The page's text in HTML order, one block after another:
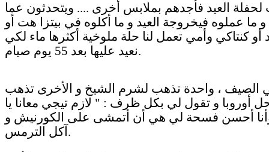
لحفلة العيد فأجدهم بملابس أخرى .... ويتحدثون عما
و ما عملوه فيخروجة العيد و ما أكلوه في بيتزا هت أو
أو كنتاكي وأمي تعمل لنا حلة ملوخية أكثرها ماء لكي
نعيد عليها بعد 55 يوم صيام.
الصيف ، واحدة تذهب لشرم الشيخ و الأخرى تذهب
أوروبا و تقول لي بكل ظرف : " لازم تيجي معانا يا
أحسن فسحة لي هي أن أتمشى على الكورنيش و
آكل الترمس.